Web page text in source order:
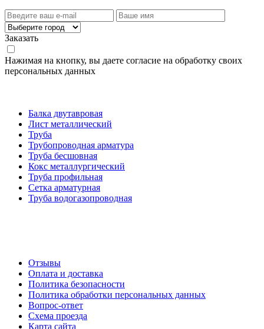
Заказать
Нажимая на кнопку, вы даете согласие на обработку своих
персональных данных
Балка двутавровая
Лист металлический
Труба
Трубопроводная арматура
Труба бесшовная
Кокс металлургический
Труба профильная
Cетка арматурная
Труба водогазопроводная
Отзывы
Оплата и доставка
Политика безопасности
Политика обработки персональных данных
Вопрос-ответ
Схема проезда
Карта сайта